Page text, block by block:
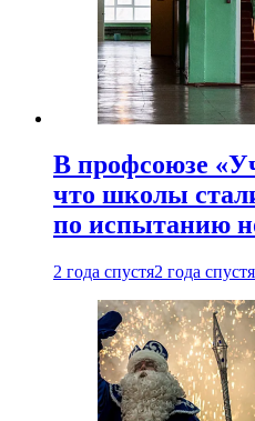
В профсоюзе
что школы
по испытанию
2 года спустя2 года спустя